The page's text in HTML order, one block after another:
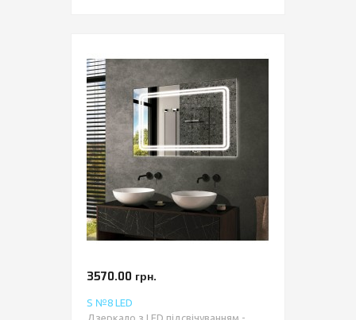
3570.00 грн.
S №8 LED
Дзеркало з LED підсвічуванням -...